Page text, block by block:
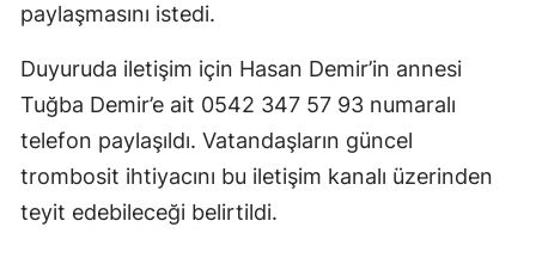
paylaşmasını istedi.
Duyuruda iletişim için Hasan Demir’in annesi
Tuğba Demir’e ait 0542 347 57 93 numaralı
telefon paylaşıldı. Vatandaşların güncel
trombosit ihtiyacını bu iletişim kanalı üzerinden
teyit edebileceği belirtildi.